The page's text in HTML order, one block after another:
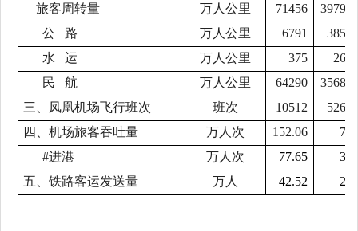
旅客周转量
万人公里 71456
397954
公
路 万人公里 6791
38521
水
运 万人公里 375
2609
民
航 万人公里 64290
356824
三、凤凰机场飞行班次
班次 10512
52653
四、机场旅客吞吐量
万人次 152.06
700
#进港 万人次 77.65
335
五、铁路客运发送量
万人 42.52 285